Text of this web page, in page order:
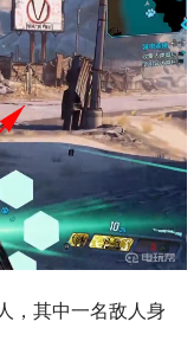
，其中一名敌人身